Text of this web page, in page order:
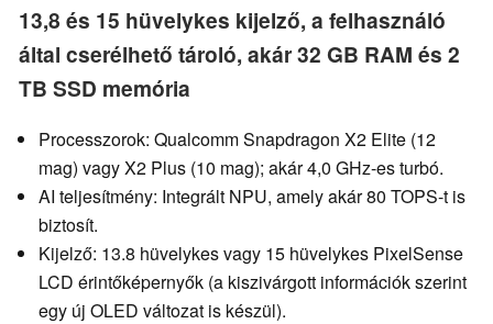
13,8 és 15 hüvelykes kijelző, a felhasználó
által cserélhető tároló, akár 32 GB RAM és 2
TB SSD memória
Processzorok: Qualcomm Snapdragon X2 Elite (12
mag) vagy X2 Plus (10 mag); akár 4,0 GHz-es turbó.
AI teljesítmény: Integrált NPU, amely akár 80 TOPS-t is
biztosít.
Kijelző: 13.8 hüvelykes vagy 15 hüvelykes PixelSense
LCD érintőképernyők (a kiszivárgott információk szerint
egy új OLED változat is készül).